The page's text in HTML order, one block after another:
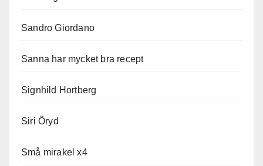
Sandro Giordano
Sanna har mycket bra recept
Signhild Hortberg
Siri Öryd
Små mirakel x4